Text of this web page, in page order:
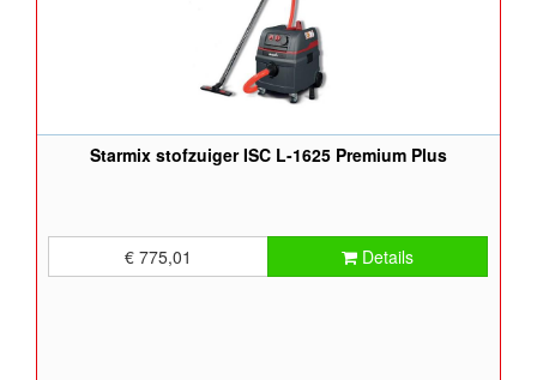
Starmix stofzuiger ISC L-1625 Premium Plus
€ 775,01 Details